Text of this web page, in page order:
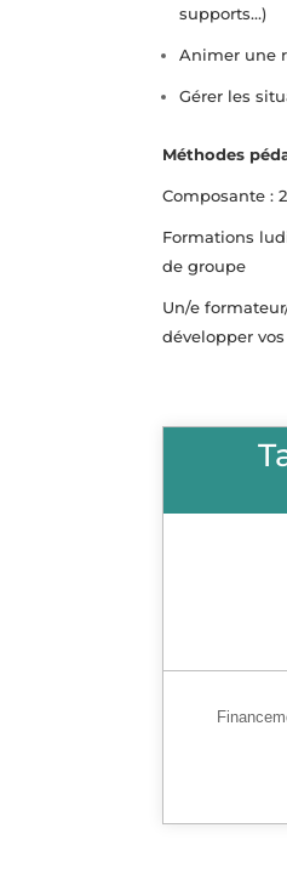
supports…)
Animer une
Gérer les
Méthodes
Composante :
Formations
de groupe
Un/e
développer